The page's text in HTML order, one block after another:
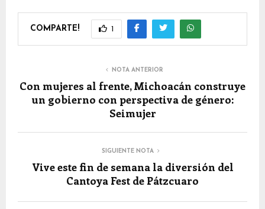
COMPARTE! 1
NOTA ANTERIOR
Con mujeres al frente, Michoacán construye
un gobierno con perspectiva de género:
Seimujer
SIGUIENTE NOTA
Vive este fin de semana la diversión del
Cantoya Fest de Pátzcuaro